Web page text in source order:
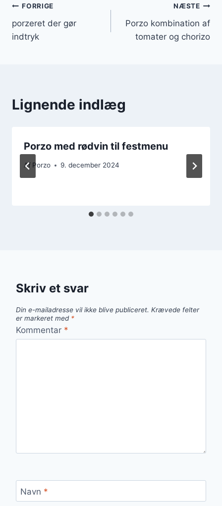
Indlægsnavigation
FORRIGE
porzeret der gør
indtryk
NÆSTE
Porzo kombination af
tomater og chorizo
Lignende indlæg
Porzo med rødvin til festmenu
Af Porzo 9. december 2024
Skriv et svar
Din e-mailadresse vil ikke blive publiceret. Krævede felter
er markeret med *
Kommentar *
Navn *